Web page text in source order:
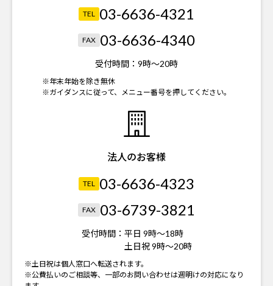
TEL 03-6636-4321
FAX 03-6636-4340
受付時間： 9時～20時
※年末年始を除き無休
※ガイダンスに従って、メニュー番号を押してください。
法人のお客様
TEL 03-6636-4323
FAX 03-6739-3821
受付時間： 平日 9時～18時
土日祝 9時～20時
※土日祝は個人窓口へ転送されます。
※公費払いのご相談等、一部のお問い合わせは週明けの対応になり